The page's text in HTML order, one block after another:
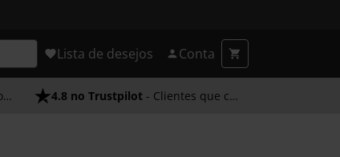
Lista de desejos Conta
4.8 no Trustpilot - Clientes que confiam em nós